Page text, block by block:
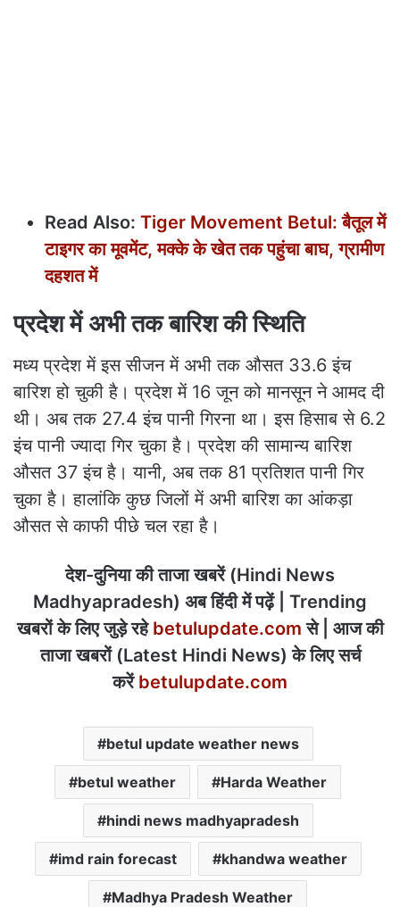
Read Also: Tiger Movement Betul: बैतूल में
टाइगर का मूवमेंट, मक्के के खेत तक पहुंचा बाघ, ग्रामीण
दहशत में
प्रदेश में अभी तक बारिश की स्थिति
मध्य प्रदेश में इस सीजन में अभी तक औसत 33.6 इंच
बारिश हो चुकी है। प्रदेश में 16 जून को मानसून ने आमद दी
थी। अब तक 27.4 इंच पानी गिरना था। इस हिसाब से 6.2
इंच पानी ज्यादा गिर चुका है। प्रदेश की सामान्य बारिश
औसत 37 इंच है। यानी, अब तक 81 प्रतिशत पानी गिर
चुका है। हालांकि कुछ जिलों में अभी बारिश का आंकड़ा
औसत से काफी पीछे चल रहा है।
देश-दुनिया की ताजा खबरें (Hindi News
Madhyapradesh) अब हिंदी में पढ़ें | Trending
खबरों के लिए जुड़े रहे betulupdate.com से | आज की
ताजा खबरों (Latest Hindi News) के लिए सर्च
करें betulupdate.com
betul update weather news
betul weather Harda Weather
hindi news madhyapradesh
imd rain forecast khandwa weather
Madhya Pradesh Weather